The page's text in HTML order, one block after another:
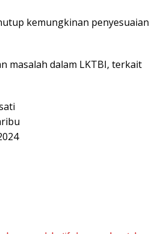
kemungkinan penyesuaian
masalah dalam LKTBI, terkait